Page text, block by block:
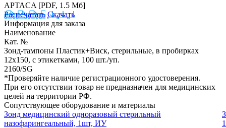
APTACA [PDF, 1.5 Мб]
Распечатать Скачать
Информация для заказа
Наименование
Кат. №
Зонд-тампоны Пластик+Виск, стерильные, в пробирках
12х150, с этикетками, 100 шт./уп.
2160/SG
*Проверяйте наличие регистрационного удостоверения.
При его отсутствии товар не предназначен для медицинских
целей на территории РФ.
Сопутствующее оборудование и материалы
Зонд медицинский одноразовый стерильный
назофарингеальный, 1шт, ИУ